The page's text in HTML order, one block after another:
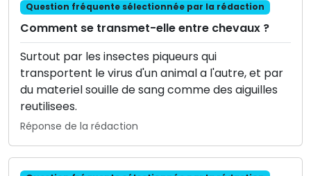
Question fréquente sélectionnée par la rédaction
Comment se transmet-elle entre chevaux ?
Surtout par les insectes piqueurs qui
transportent le virus d'un animal a l'autre, et par
du materiel souille de sang comme des aiguilles
reutilisees.
Réponse de la rédaction